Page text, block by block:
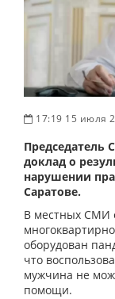
17:19 15 июля
Председатель
доклад о
нарушении
Саратове.
В местных СМИ
оборудован
что
мужчина не
помощи.